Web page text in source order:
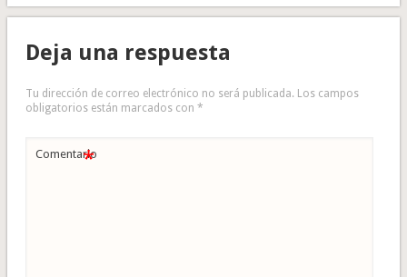
Deja una respuesta
Tu dirección de correo electrónico no será publicada. Los campos
obligatorios están marcados con *
Comentario
*